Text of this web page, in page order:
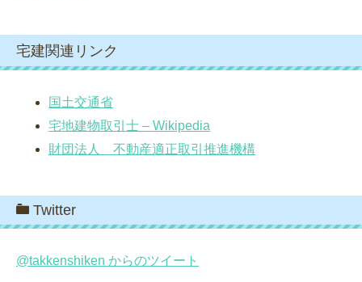
宅建関連リンク
国土交通省
宅地建物取引士 – Wikipedia
財団法人 不動産適正取引推進機構
Twitter
@takkenshiken からのツイート